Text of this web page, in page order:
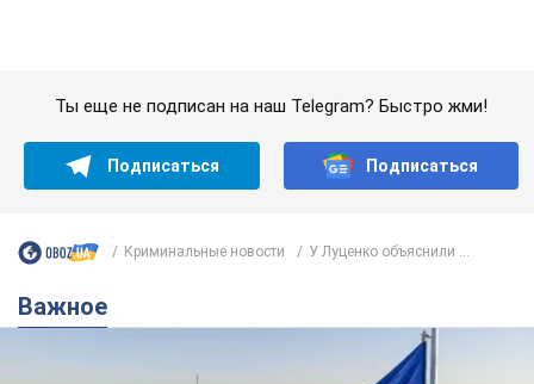
Какой была оригинальная версия гимна
Украины и почему ее боялась Российская
империя: об этом не рассказывают в школе